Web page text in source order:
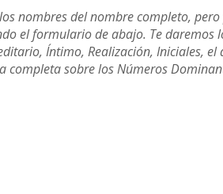
nombres del nombre completo, pero
el formulario de abajo. Te daremos
Íntimo, Realización, Iniciales, el
sobre los Números